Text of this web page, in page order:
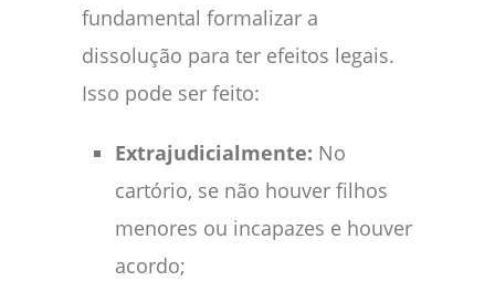
fundamental formalizar a
dissolução para ter efeitos legais.
Isso pode ser feito:
Extrajudicialmente: No
cartório, se não houver filhos
menores ou incapazes e houver
acordo;